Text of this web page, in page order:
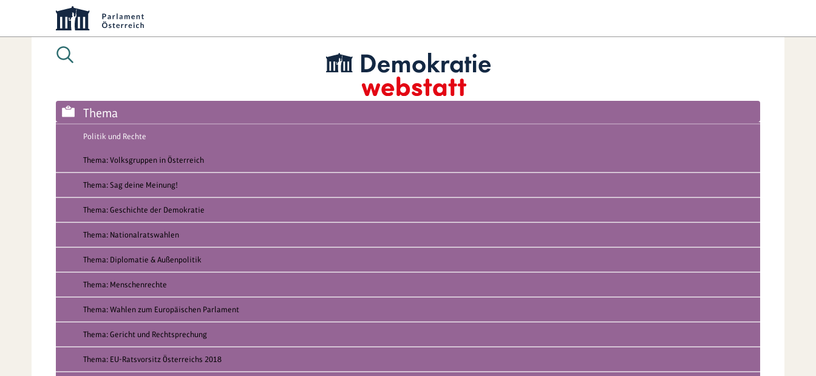
Thema
Politik und Rechte
Thema: Volksgruppen in Österreich
Thema: Sag deine Meinung!
Thema: Geschichte der Demokratie
Thema: Nationalratswahlen
Thema: Diplomatie & Außenpolitik
Thema: Menschenrechte
Thema: Wahlen zum Europäischen Parlament
Thema: Gericht und Rechtsprechung
Thema: EU-Ratsvorsitz Österreichs 2018